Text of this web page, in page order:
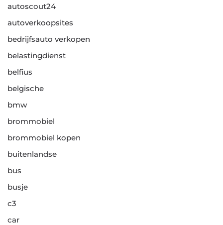
autoscout24
autoverkoopsites
bedrijfsauto verkopen
belastingdienst
belfius
belgische
bmw
brommobiel
brommobiel kopen
buitenlandse
bus
busje
c3
car